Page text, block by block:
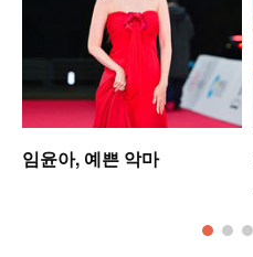
임윤아, 예쁜 악마